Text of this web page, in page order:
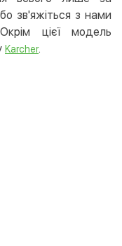
Безкоштовно
зв'яжіться з нами
цієї модель
Karcher.